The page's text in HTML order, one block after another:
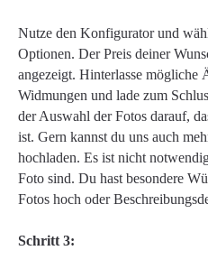
Nutze den Konfigurator und
Optionen. Der Preis deiner
angezeigt. Hinterlasse mögliche
Widmungen und lade zum
der Auswahl der Fotos darauf,
ist. Gern kannst du uns auch
hochladen. Es ist nicht
Foto sind. Du hast besondere
Fotos hoch oder
Schritt 3: